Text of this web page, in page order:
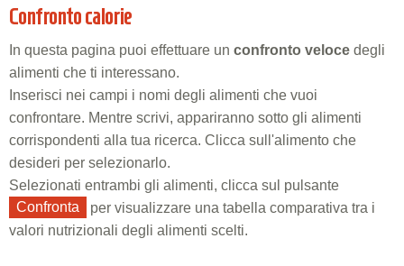
Confronto calorie
In questa pagina puoi effettuare un confronto veloce degli
alimenti che ti interessano.
Inserisci nei campi i nomi degli alimenti che vuoi
confrontare. Mentre scrivi, appariranno sotto gli alimenti
corrispondenti alla tua ricerca. Clicca sull'alimento che
desideri per selezionarlo.
Selezionati entrambi gli alimenti, clicca sul pulsante
Confronta
per visualizzare una tabella comparativa tra i
valori nutrizionali degli alimenti scelti.